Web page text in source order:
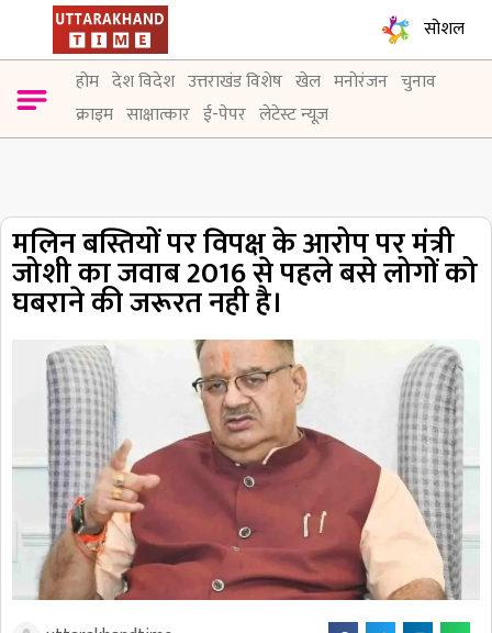
सोशल
होम देश विदेश उत्तराखंड विशेष खेल मनोरंजन चुनाव
क्राइम साक्षात्कार ई-पेपर लेटेस्ट न्यूज़
मलिन बस्तियों पर विपक्ष के आरोप पर मंत्री
जोशी का जवाब 2016 से पहले बसे लोगों को
घबराने की जरूरत नही है।